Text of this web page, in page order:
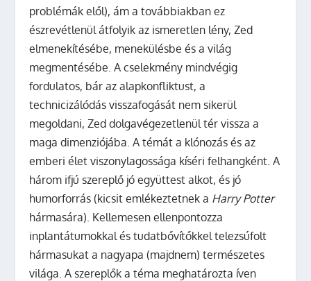
problémák elől), ám a továbbiakban ez
észrevétlenül átfolyik az ismeretlen lény, Zed
elmenekítésébe, menekülésbe és a világ
megmentésébe. A cselekmény mindvégig
fordulatos, bár az alapkonfliktust, a
technicizálódás visszafogását nem sikerül
megoldani, Zed dolgavégezetlenül tér vissza a
maga dimenziójába. A témát a klónozás és az
emberi élet viszonylagossága kíséri felhangként. A
három ifjú szereplő jó együttest alkot, és jó
humorforrás (kicsit emlékeztetnek a Harry Potter
hármasára). Kellemesen ellenpontozza
inplantátumokkal és tudatbővítőkkel telezsúfolt
hármasukat a nagyapa (majdnem) természetes
világa. A szereplők a téma meghatározta íven